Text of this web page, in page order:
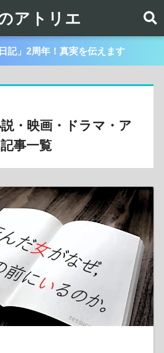
アトリエ
記」2周年！真実を伝えます
説・映画・ドラマ・ア
事一覧